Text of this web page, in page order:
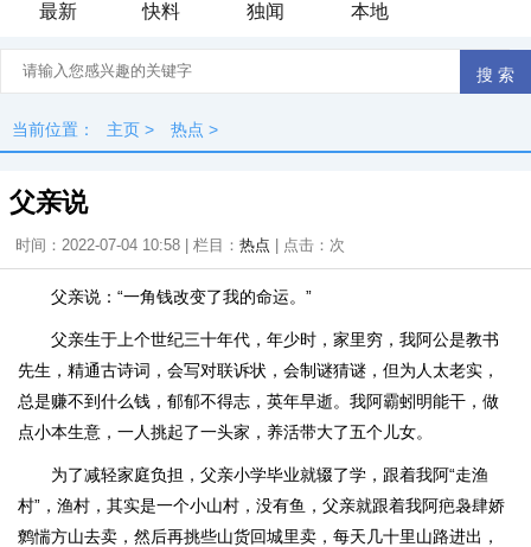
最新
快料 独闻 本地
当前位置： 主页 > 热点 >
父亲说
时间：2022-07-04 10:58 | 栏目： 热点 | 点击： 次
父亲说：“一角钱改变了我的命运。”
父亲生于上个世纪三十年代，年少时，家里穷，我阿公是教书
先生，精通古诗词，会写对联诉状，会制谜猜谜，但为人太老实，
总是赚不到什么钱，郁郁不得志，英年早逝。我阿霸蚓明能干，做
点小本生意，一人挑起了一头家，养活带大了五个儿女。
为了减轻家庭负担，父亲小学毕业就辍了学，跟着我阿“走渔
村”，渔村，其实是一个小山村，没有鱼，父亲就跟着我阿疤袅肆娇
鹩惴方山去卖，然后再挑些山货回城里卖，每天几十里山路进出，